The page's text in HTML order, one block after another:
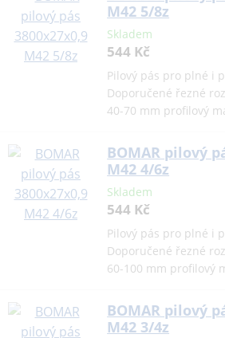
M42 5/8z
Skladem
544 Kč
Pilový pás pro plné i
Doporučené řezné
40-70 mm profilový
BOMAR pilový
M42 4/6z
Skladem
544 Kč
Pilový pás pro plné i
Doporučené řezné
60-100 mm profilový
BOMAR pilový
M42 3/4z